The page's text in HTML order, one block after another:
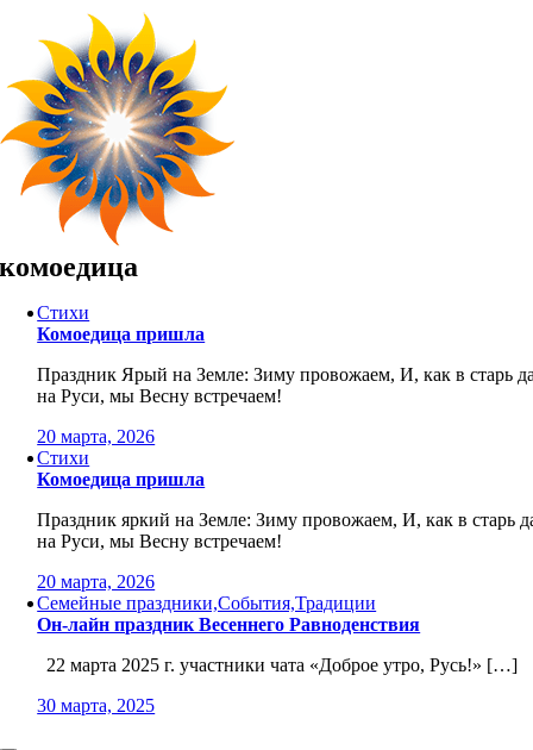
content
комоедица
Стихи
Комоедица пришла
Праздник Ярый на Земле: Зиму провожаем, И, как в старь
на Руси, мы Весну встречаем!
20 марта, 2026
Стихи
Комоедица пришла
Праздник яркий на Земле: Зиму провожаем, И, как в старь
на Руси, мы Весну встречаем!
20 марта, 2026
Семейные праздники,События,Традиции
Он-лайн праздник Весеннего Равноденствия
22 марта 2025 г. участники чата «Доброе утро, Русь!» […]
30 марта, 2025